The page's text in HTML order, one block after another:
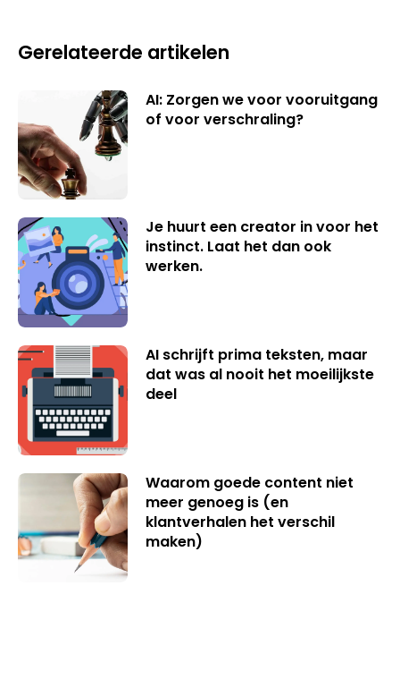
Gerelateerde artikelen
AI: Zorgen we voor vooruitgang
of voor verschraling?
Je huurt een creator in voor het
instinct. Laat het dan ook
werken.
AI schrijft prima teksten, maar
dat was al nooit het moeilijkste
deel
Waarom goede content niet
meer genoeg is (en
klantverhalen het verschil
maken)